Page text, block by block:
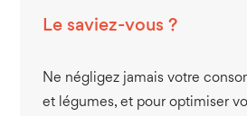
Le saviez-vous ?
Ne négligez jamais votre
et légumes, et pour optimiser